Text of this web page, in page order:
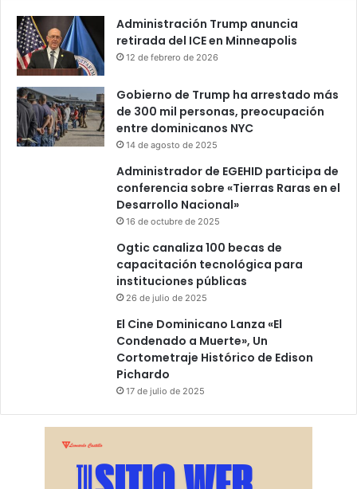
Administración Trump anuncia
retirada del ICE en Minneapolis
12 de febrero de 2026
Gobierno de Trump ha arrestado más
de 300 mil personas, preocupación
entre dominicanos NYC
14 de agosto de 2025
Administrador de EGEHID participa de
conferencia sobre «Tierras Raras en el
Desarrollo Nacional»
16 de octubre de 2025
Ogtic canaliza 100 becas de
capacitación tecnológica para
instituciones públicas
26 de julio de 2025
El Cine Dominicano Lanza «El
Condenado a Muerte», Un
Cortometraje Histórico de Edison
Pichardo
17 de julio de 2025